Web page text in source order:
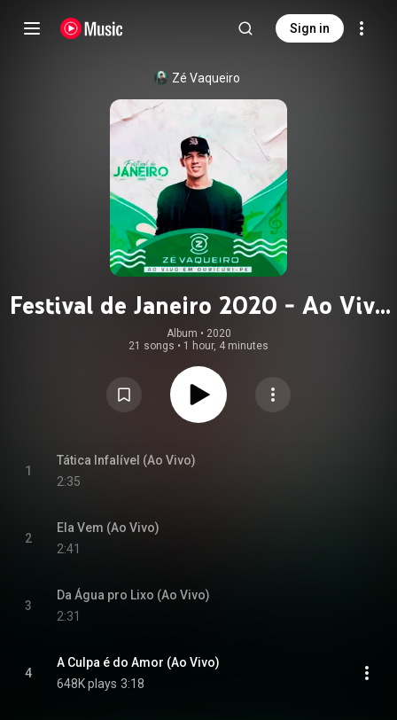
Sign in
Zé Vaqueiro
Festival de Janeiro 2020 - Ao Vivo
em Ouricuri PE
Album • 2020
21 songs • 1 hour, 4 minutes
1
Tática Infalível (Ao Vivo)
2:35
2
Ela Vem (Ao Vivo)
2:41
3
Da Água pro Lixo (Ao Vivo)
2:31
4
A Culpa é do Amor (Ao Vivo)
648K plays 3:18